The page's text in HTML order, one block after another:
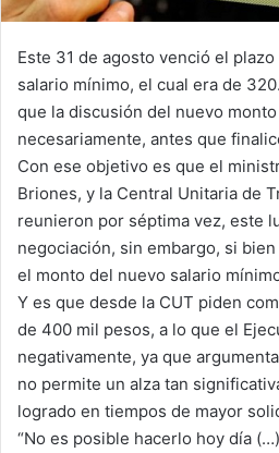
Este 31 de agosto venció el
salario mínimo, el cual era de
que la discusión del nuevo
necesariamente, antes que
Con ese objetivo es que el
Briones, y la Central Unitaria de
reunieron por séptima vez, este
negociación, sin embargo, si
el monto del nuevo salario
Y es que desde la CUT piden
de 400 mil pesos, a lo que el
negativamente, ya que
no permite un alza tan
logrado en tiempos de mayor
“No es posible hacerlo hoy día